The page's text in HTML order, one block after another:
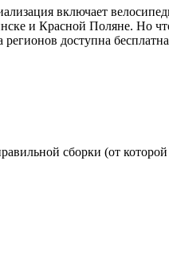
включает
и Красной Поляне. Но
доступна
сборки (от